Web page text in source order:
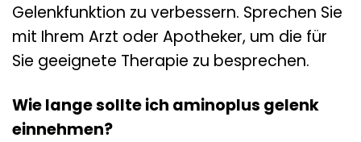
Gelenkfunktion zu verbessern. Sprechen Sie
mit Ihrem Arzt oder Apotheker, um die für
Sie geeignete Therapie zu besprechen.
Wie lange sollte ich aminoplus gelenk
einnehmen?